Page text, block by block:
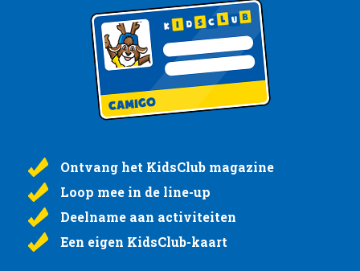
Ontvang het KidsClub magazine
Loop mee in de line-up
Deelname aan activiteiten
Een eigen KidsClub-kaart